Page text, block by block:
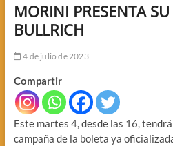
MORINI PRESENTA
BULLRICH
4 de julio de 2023
Compartir
Este martes 4, desde las 16,
campaña de la boleta ya